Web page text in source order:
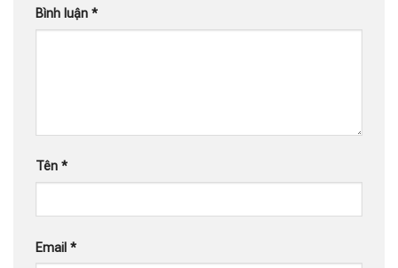
Bình luận *
Tên *
Email *